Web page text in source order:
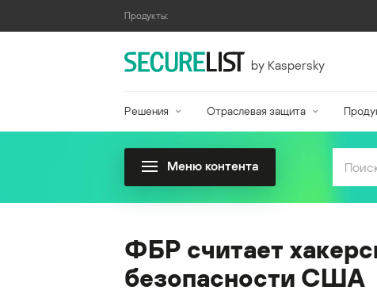
Продукты:
by Kaspersky
Решения Отраслевая защита
Меню контента
ФБР считает
безопасности США